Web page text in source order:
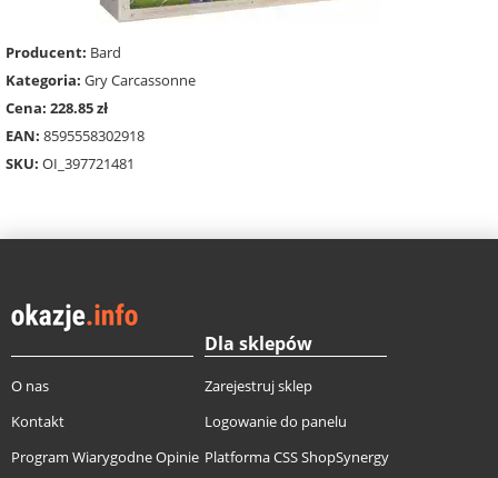
Producent: Bard
Kategoria: Gry Carcassonne
Cena: 228.85 zł
EAN: 8595558302918
SKU: OI_397721481
O nas
Kontakt
Program Wiarygodne Opinie
Dla sklepów
Zarejestruj sklep
Logowanie do panelu
Platforma CSS ShopSynergy